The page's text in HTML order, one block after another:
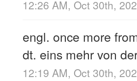
12:26 AM, Oct 30th,
engl. once more
dt. eins mehr von
12:19 AM, Oct 30th,